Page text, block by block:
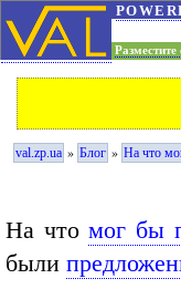
val.zp.ua » Блог » На что
На чтомог бы
были